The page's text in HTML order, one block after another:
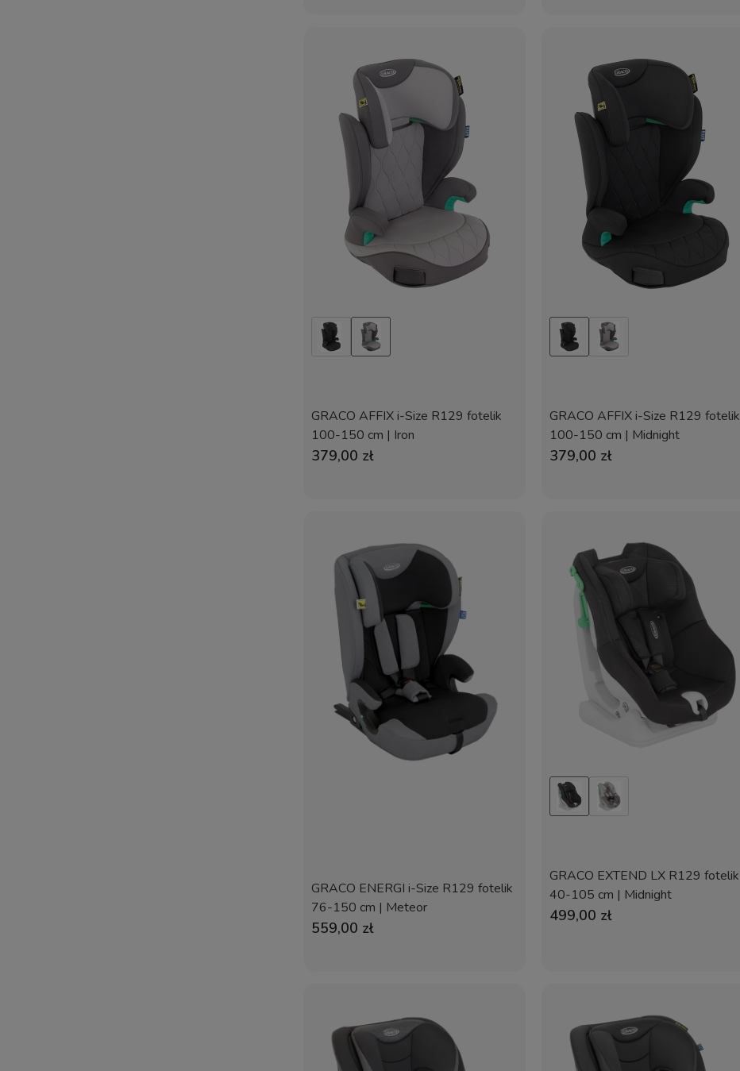
GRACO AFFIX i-Size R129 fotelik
100-150 cm | Iron
379,00 zł
GRACO AFFIX i-Size R129 fotelik
100-150 cm | Midnight
379,00 zł
GRACO ENERGI i-Size R129 fotelik
76-150 cm | Meteor
559,00 zł
GRACO EXTEND LX R129 fotelik
40-105 cm | Midnight
499,00 zł